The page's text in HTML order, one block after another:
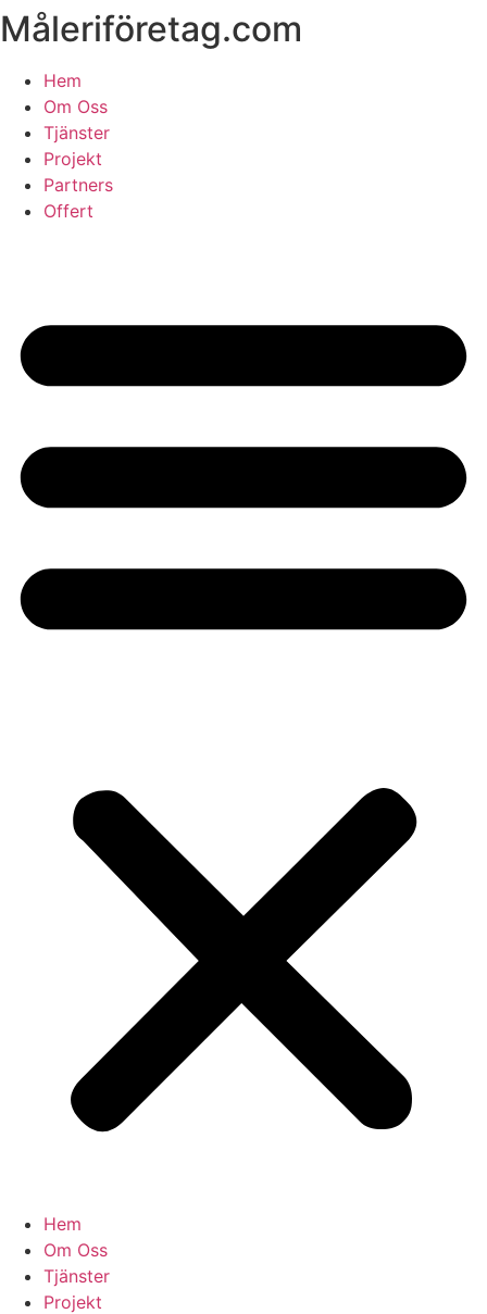
Skip
to
content
Måleriföretag.com
Hem
Om Oss
Tjänster
Projekt
Partners
Offert
Hem
Om Oss
Tjänster
Projekt